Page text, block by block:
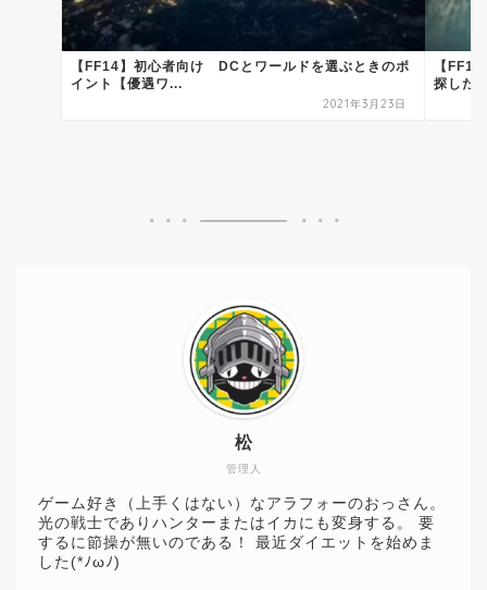
【FF14】初心者向け DCとワールドを選ぶときのポ
イント【優遇ワ...
2021年3月23日
【
探した
管理人
松
ゲーム好き（上手くはない）なアラフォーのおっさん。
光の戦士でありハンターまたはイカにも変身する。 要
するに節操が無いのである！ 最近ダイエットを始めま
した(*ﾉωﾉ)